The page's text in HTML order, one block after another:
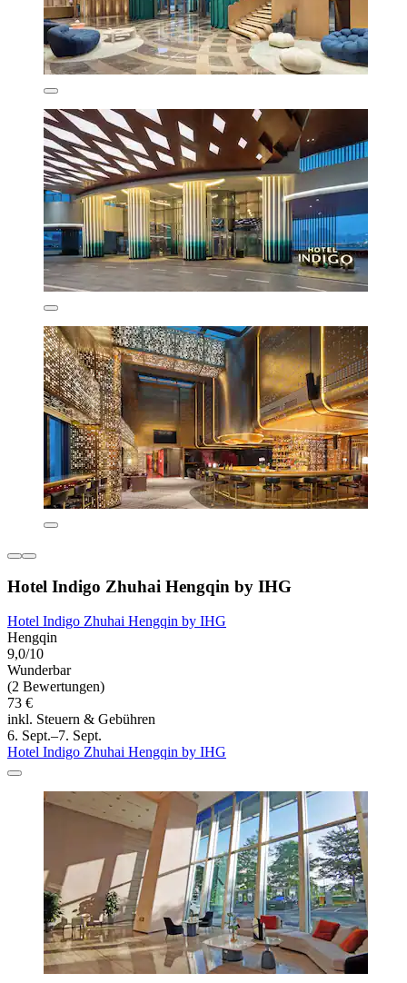
Hotel Indigo Zhuhai Hengqin by IHG
Hotel Indigo Zhuhai Hengqin by IHG
Hengqin
9,0/10
Wunderbar
(2 Bewertungen)
73 €
inkl. Steuern & Gebühren
6. Sept.–7. Sept.
Hotel Indigo Zhuhai Hengqin by IHG